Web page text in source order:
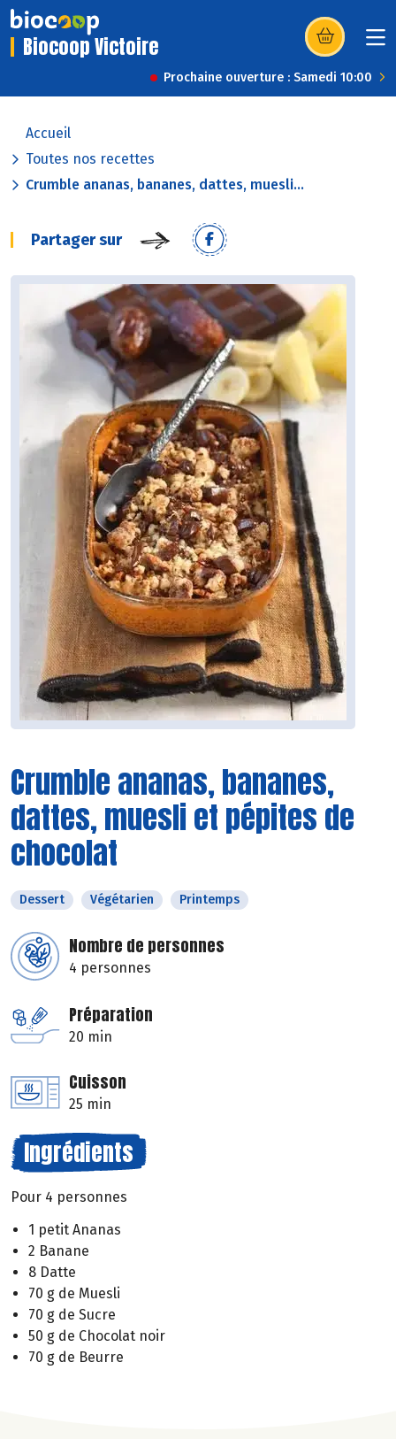
Biocoop Victoire (s’ouvre dans
Prochaine ouverture : Samedi 10:00
Accueil
Toutes nos recettes
Crumble ananas, bananes, dattes, muesli...
Partager sur
Crumble ananas, bananes,
dattes, muesli et pépites de
chocolat
Dessert Végétarien Printemps
Nombre de personnes
4 personnes
Préparation
20 min
Cuisson
25 min
Ingrédients
Pour 4 personnes
1 petit Ananas
2 Banane
8 Datte
70 g de Muesli
70 g de Sucre
50 g de Chocolat noir
70 g de Beurre